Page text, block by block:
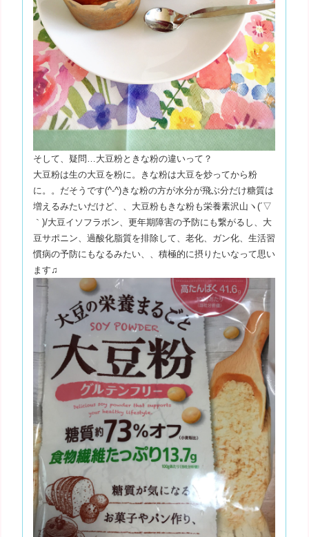
そして、疑問…大豆粉ときな粉の違いって？
大豆粉は生の大豆を粉に。きな粉は大豆を炒ってから粉
に。。だそうです(^-^)きな粉の方が水分が飛ぶ分だけ糖質は
増えるみたいだけど、、大豆粉もきな粉も栄養素沢山ヽ(´▽
｀)/大豆イソフラボン、更年期障害の予防にも繋がるし、大
豆サポニン、過酸化脂質を排除して、老化、ガン化、生活習
慣病の予防にもなるみたい、、積極的に摂りたいなって思い
ます♫